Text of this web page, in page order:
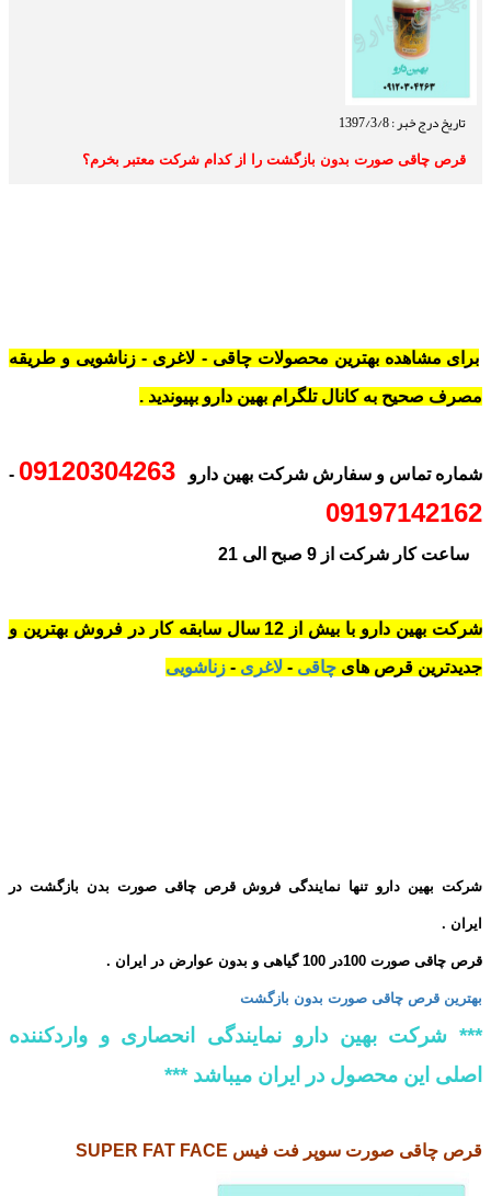
تاریخ درج خبر : 1397/3/8
قرص چاقی صورت بدون بازگشت را از کدام شرکت معتبر بخرم؟
برای مشاهده بهترین محصولات چاقی - لاغری - زناشویی و طریقه
مصرف صحیح به کانال تلگرام بهین دارو بپیوندید .
شماره تماس و سفارش شرکت بهین دارو 09120304263
-
09197142162
ساعت کار شرکت از 9 صبح الی 21
شرکت بهین دارو با بیش از 12 سال سابقه کار در فروش بهترین و
جدیدترین قرص های چاقی - لاغری - زناشویی
شرکت بهین دارو تنها نمایندگی فروش قرص چاقی صورت بدن بازگشت در
ایران .
قرص چاقی صورت 100در 100 گیاهی و بدون عوارض در ایران .
بهترین قرص چاقی صورت بدون بازگشت
*** شرکت بهین دارو نمایندگی انحصاری و واردکننده
اصلی این محصول در ایران میباشد ***
قرص چاقی صورت سوپر فت فیس SUPER FAT FACE